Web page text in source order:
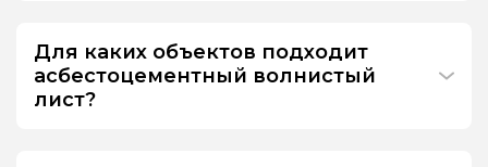
Для каких объектов подходит
асбестоцементный волнистый
лист?